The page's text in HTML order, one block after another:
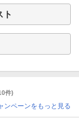
ト
件)
ンペーンをもっと見る